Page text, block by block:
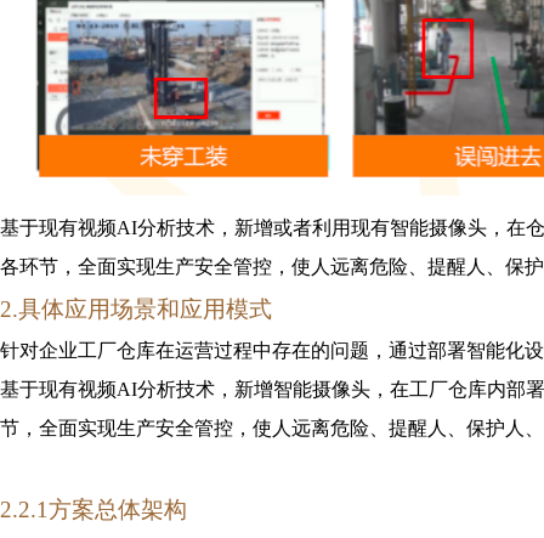
基于现有视频AI分析技术，新增或者利用现有智能摄像头，在
各环节，全面实现生产安全管控，使人远离危险、提醒人、保
2.具体应用场景和应用模式
针对企业工厂仓库在运营过程中存在的问题，通过部署智能化
基于现有视频AI分析技术，新增智能摄像头，在工厂仓库内部
节，全面实现生产安全管控，使人远离危险、提醒人、保护人
2.2.1方案总体架构